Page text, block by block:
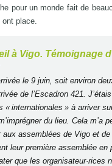
pour un monde fait de
place.
à Vigo. Témoignage
le 9 juin, soit environ
de l’Escadron 421.
« internationales » à arriver
du lieu. Cela m’a
aux assemblées de Vigo et de
leur première assemblée en
que les organisateur·rices